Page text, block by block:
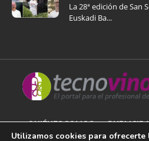
La 28ª edición de San
Euskadi Ba...
QUIÉNES SOMOS
Utilizamos cookies para